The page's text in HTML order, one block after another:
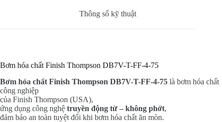
Thông số kỹ thuật
Bơm hóa chất Finish Thompson DB7V-T-FF-4-75
Bơm hóa chất Finish Thompson DB7V-T-FF-4-75 là bơm hóa chất
công nghiệp
của Finish Thompson (USA),
ứng dụng công nghệ truyền động từ – không phớt,
đảm bảo an toàn tuyệt đối khi bơm hóa chất ăn mòn.